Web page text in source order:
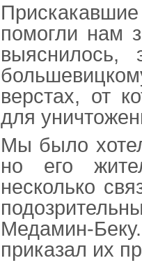
помогли нам
верстах, от
для
Мы было
но его
несколько
Медамин-
приказал их